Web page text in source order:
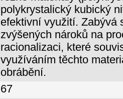
polykrystalický kubický
efektivní využití. Zabývá
zvýšených nároků na
racionalizaci, které
využíváním těchto
obrábění.
67